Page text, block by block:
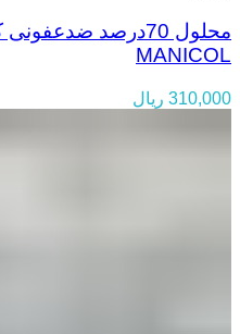
محلول 70درصد
MANICOL
310,000 ریال